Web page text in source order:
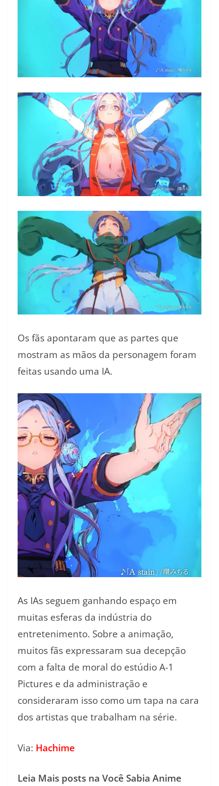
Os fãs apontaram que as partes que
mostram as mãos da personagem foram
feitas usando uma IA.
As IAs seguem ganhando espaço em
muitas esferas da indústria do
entretenimento. Sobre a animação,
muitos fãs expressaram sua decepção
com a falta de moral do estúdio A-1
Pictures e da administração e
consideraram isso como um tapa na cara
dos artistas que trabalham na série.
Via: Hachime
Leia Mais posts na Você Sabia Anime